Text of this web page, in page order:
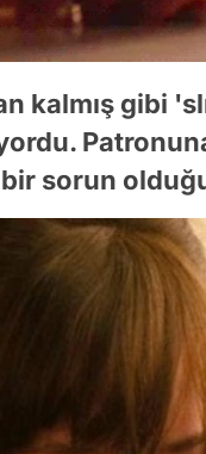
kalmış gibi
sorun